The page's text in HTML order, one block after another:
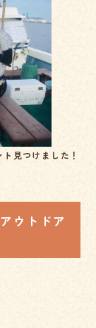
見つけました！
ウトドア